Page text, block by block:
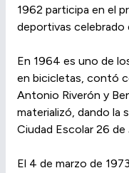
1962 participa en el
deportivas celebrado
En 1964 es uno de
en bicicletas, contó
Antonio Riverón y
materializó, dando la
Ciudad Escolar 26
El 4 de marzo de